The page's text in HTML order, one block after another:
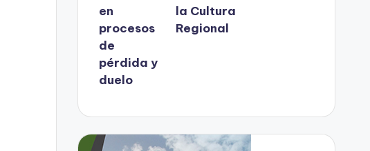
en
procesos
de
pérdida y
duelo
la Cultura
Regional